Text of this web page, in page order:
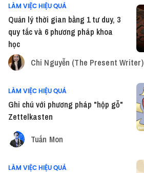
LÀM VIỆC HIỆU QUẢ
Quản lý thời gian bằng 1 tư duy, 3
quy tắc và 6 phương pháp khoa
học
Chi Nguyễn (The Present Writer)
LÀM VIỆC HIỆU QUẢ
Ghi chú với phương pháp "hộp gỗ"
Zettelkasten
Tuấn Mon
LÀM VIỆC HIỆU QUẢ